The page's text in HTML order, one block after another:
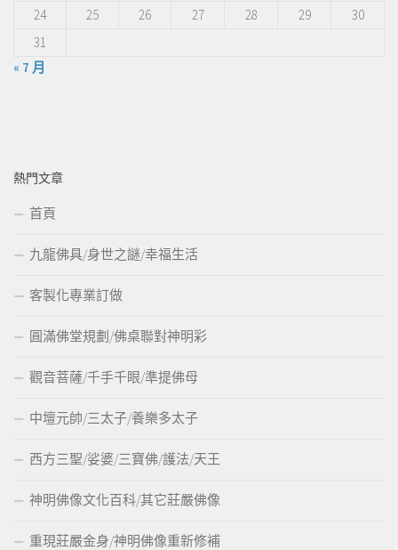
24
25 26 27 28 29
30
31
« 7 月
熱門文章
首頁
九龍佛具/身世之謎/幸福生活
客製化專業訂做
圓滿佛堂規劃/佛桌聯對神明彩
觀音菩薩/千手千眼/準提佛母
中壇元帥/三太子/養樂多太子
西方三聖/娑婆/三寶佛/護法/天王
神明佛像文化百科/其它莊嚴佛像
重現莊嚴金身/神明佛像重新修補